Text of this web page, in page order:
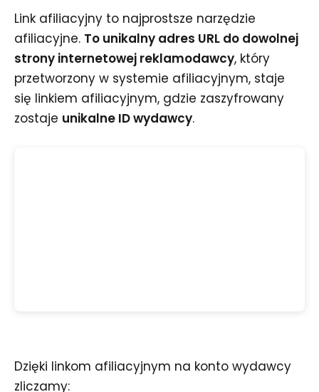
Link afiliacyjny to najprostsze narzędzie
afiliacyjne. To unikalny adres URL do dowolnej
strony internetowej reklamodawcy, który
przetworzony w systemie afiliacyjnym, staje
się linkiem afiliacyjnym, gdzie zaszyfrowany
zostaje unikalne ID wydawcy.
Dzięki linkom afiliacyjnym na konto wydawcy
zliczamy: